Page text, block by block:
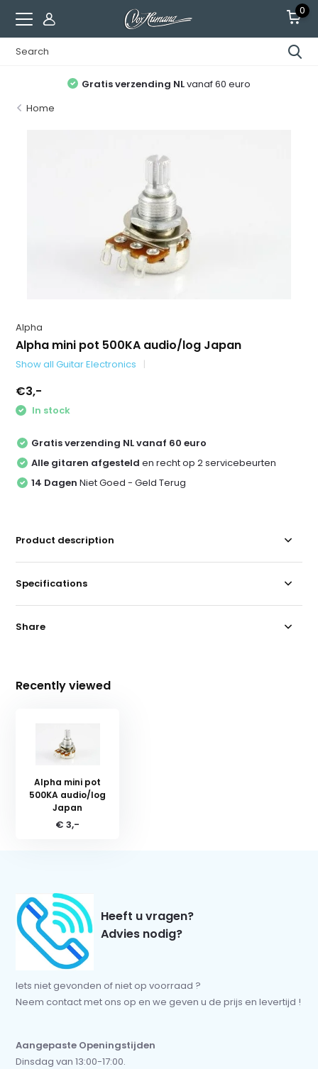
0
Gratis verzending NLvanaf 60 euro
Home
Alpha
Alpha mini pot 500KA audio/log Japan
Show all Guitar Electronics
€3,-
In stock
Gratis verzending NL vanaf 60 euro
Alle gitaren afgesteld en recht op 2 servicebeurten
14 Dagen Niet Goed - Geld Terug
Product description
Specifications
Share
Recently viewed
Alpha mini pot
500KA audio/log
Japan
€ 3,-
Heeft u vragen?
Advies nodig?
Iets niet gevonden of niet op voorraad ?
Neem contact met ons op en we geven u de prijs en levertijd !
Aangepaste Openingstijden
Dinsdag van 13:00-17:00.